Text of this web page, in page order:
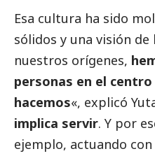
Esa cultura ha sido
sólidos y una visión de
nuestros orígenes,
personas en el
hacemos«, explicó
implica servir. Y por
ejemplo, actuando